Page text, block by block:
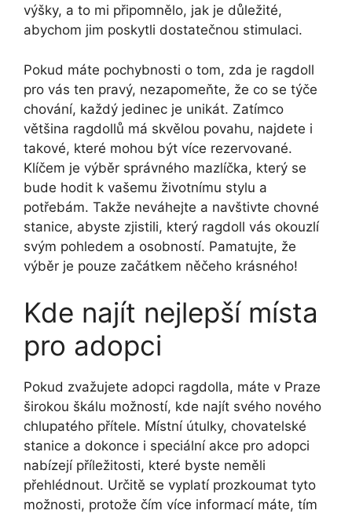
výšky, a to mi připomnělo, jak je důležité,
abychom jim poskytli dostatečnou stimulaci.
Pokud máte pochybnosti o tom, zda je ragdoll
pro vás ten pravý, nezapomeňte, že co se týče
chování, každý jedinec je unikát. Zatímco
většina ragdollů má skvělou povahu, najdete i
takové, které mohou být více rezervované.
Klíčem je výběr správného mazlíčka, který se
bude hodit k vašemu životnímu stylu a
potřebám. Takže neváhejte a navštivte chovné
stanice, abyste zjistili, který ragdoll vás okouzlí
svým pohledem a osobností. Pamatujte, že
výběr je pouze začátkem něčeho krásného!
Kde najít nejlepší místa
pro adopci
Pokud zvažujete adopci ragdolla, máte v Praze
širokou škálu možností, kde najít svého nového
chlupatého přítele. Místní útulky, chovatelské
stanice a dokonce i speciální akce pro adopci
nabízejí příležitosti, které byste neměli
přehlédnout. Určitě se vyplatí prozkoumat tyto
možnosti, protože čím více informací máte, tím